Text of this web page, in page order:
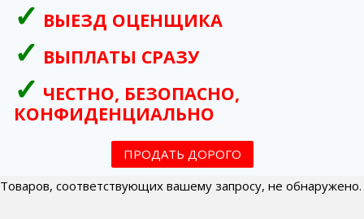
ВЫЕЗД ОЦЕНЩИКА
ВЫПЛАТЫ СРАЗУ
ЧЕСТНО, БЕЗОПАСНО,
КОНФИДЕНЦИАЛЬНО
ПРОДАТЬ ДОРОГО
Товаров, соответствующих вашему запросу, не обнаружено.